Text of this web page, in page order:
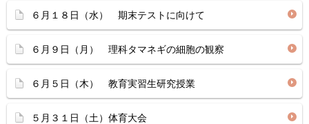
６月１８日（水） 期末テストに向けて
６月９日（月） 理科タマネギの細胞の観察
６月５日（木） 教育実習生研究授業
５月３１日（土）体育大会